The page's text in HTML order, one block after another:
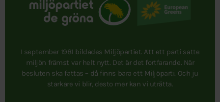
I september 1981 bildades Miljöpartiet. Att ett parti satte
miljön främst var helt nytt. Det är det fortfarande. När
besluten ska fattas – då finns bara ett Miljöparti. Och ju
starkare vi blir, desto mer kan vi uträtta.